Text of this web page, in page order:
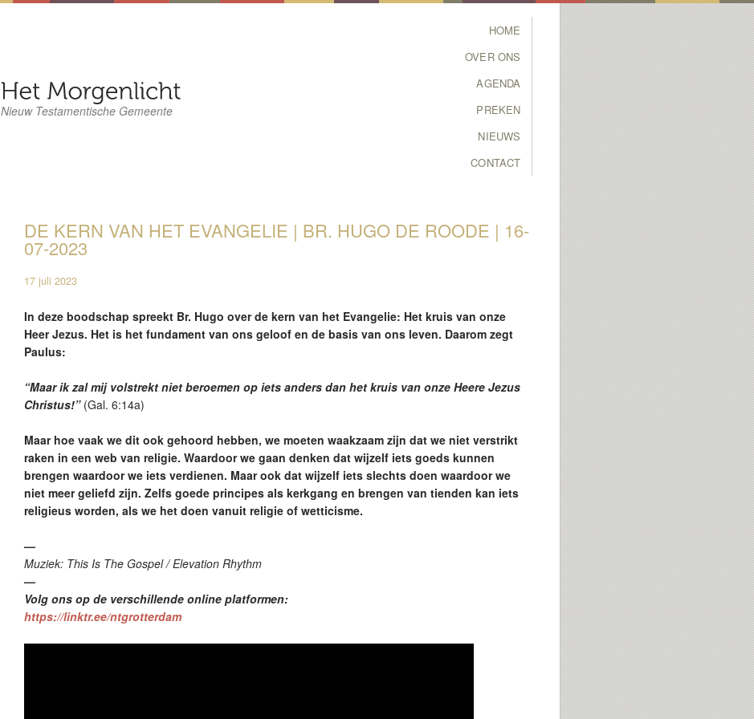
Nieuw Testamentische Gemeente
SKIP TO PRIMARY
CONTENT
SKIP TO SECONDARY
CONTENT
HOME
OVER ONS
AGENDA
PREKEN
NIEUWS
CONTACT
DE KERN VAN HET EVANGELIE | BR. HUGO DE ROODE | 16-
07-2023
17 juli 2023
In deze boodschap spreekt Br. Hugo over de kern van het Evangelie: Het kruis van onze
Heer Jezus. Het is het fundament van ons geloof en de basis van ons leven. Daarom zegt
Paulus:
“Maar ik zal mij volstrekt niet beroemen op iets anders dan het kruis van onze Heere Jezus
Christus!” (Gal. 6:14a)
Maar hoe vaak we dit ook gehoord hebben, we moeten waakzaam zijn dat we niet verstrikt
raken in een web van religie. Waardoor we gaan denken dat wijzelf iets goeds kunnen
brengen waardoor we iets verdienen. Maar ook dat wijzelf iets slechts doen waardoor we
niet meer geliefd zijn. Zelfs goede principes als kerkgang en brengen van tienden kan iets
religieus worden, als we het doen vanuit religie of wetticisme.
—
Muziek: This Is The Gospel / Elevation Rhythm
—
Volg ons op de verschillende online platformen:
https://linktr.ee/ntgrotterdam